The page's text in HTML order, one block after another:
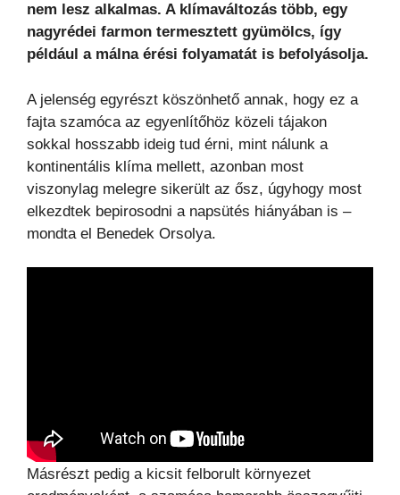
nem lesz alkalmas. A klímaváltozás több, egy
nagyrédei farmon termesztett gyümölcs, így
például a málna érési folyamatát is befolyásolja.
A jelenség egyrészt köszönhető annak, hogy ez a
fajta szamóca az egyenlítőhöz közeli tájakon
sokkal hosszabb ideig tud érni, mint nálunk a
kontinentális klíma mellett, azonban most
viszonylag melegre sikerült az ősz, úgyhogy most
elkezdtek bepirosodni a napsütés hiányában is –
mondta el Benedek Orsolya.
Másrészt pedig a kicsit felborult környezet